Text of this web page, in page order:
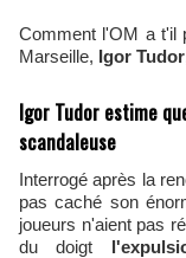
Comment l'OM a t'il
Marseille, Igor Tudor
Igor Tudor estime
scandaleuse
Interrogé après la
pas caché son
joueurs n'aient pas
du doigt